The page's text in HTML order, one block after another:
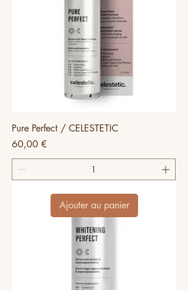
Pure Perfect / CELESTETIC
Prix
60,00 €
Ajouter au panier